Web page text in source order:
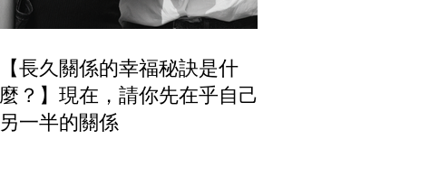
【長久關係的幸福秘訣是什
麼？】現在，請你先在乎自己跟
另一半的關係